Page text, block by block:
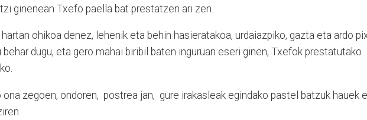
ginenean Txefo paella bat prestatzen ari zen.
hartan ohikoa denez, lehenik eta behin hasieratakoa, urdaiazpiko, gazta eta ardo
behar dugu, eta gero mahai biribil baten inguruan eseri ginen, Txefok prestatutako
ona zegoen, ondoren, postrea jan, gure irakasleak egindako pastel batzuk hauek